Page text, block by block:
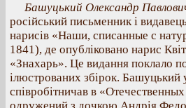
Башуцький Олександр
російський письменник і
нарисів «Наши, списанные с
1841), де опубліковано нарис
«Знахарь». Це видання поклало
ілюстрованих збірок. Башуцький
співробітничав в